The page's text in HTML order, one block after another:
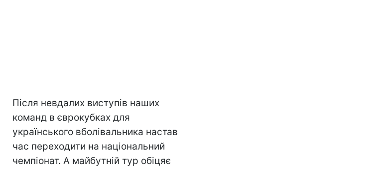
Після невдалих виступів наших
команд в єврокубках для
українського вболівальника настав
час переходити на національний
чемпіонат. А майбутній тур обіцяє